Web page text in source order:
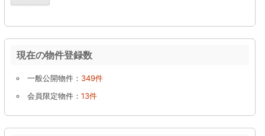
現在の物件登録数
一般公開物件： 349件
会員限定物件： 13件